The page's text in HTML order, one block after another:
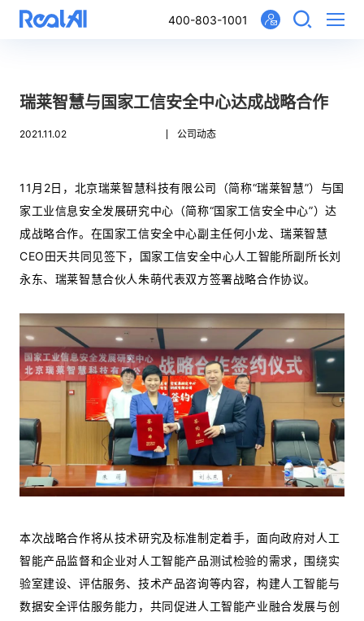
400-803-1001
瑞莱智慧与国家工信安全中心达成战略合作
2021.11.02 公司动态
11月2日，北京瑞莱智慧科技有限公司（简称“瑞莱智慧”）与国
家工业信息安全发展研究中心（简称“国家工信安全中心”）达
成战略合作。在国家工信安全中心副主任何小龙、瑞莱智慧
CEO田天共同见签下，国家工信安全中心人工智能所副所长刘
永东、瑞莱智慧合伙人朱萌代表双方签署战略合作协议。
本次战略合作将从技术研究及标准制定着手，面向政府对人工
智能产品监督和企业对人工智能产品测试检验的需求，围绕实
验室建设、评估服务、技术产品咨询等内容，构建人工智能与
数据安全评估服务能力，共同促进人工智能产业融合发展与创